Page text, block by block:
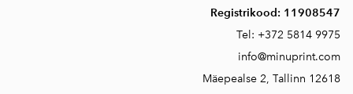
Registrikood: 11908547
Tel: +372 5814 9975
info@minuprint.com
Mäepealse 2, Tallinn 12618